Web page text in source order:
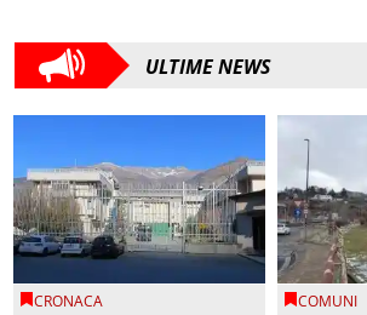
ULTIME NEWS
CRONACA COMUNI